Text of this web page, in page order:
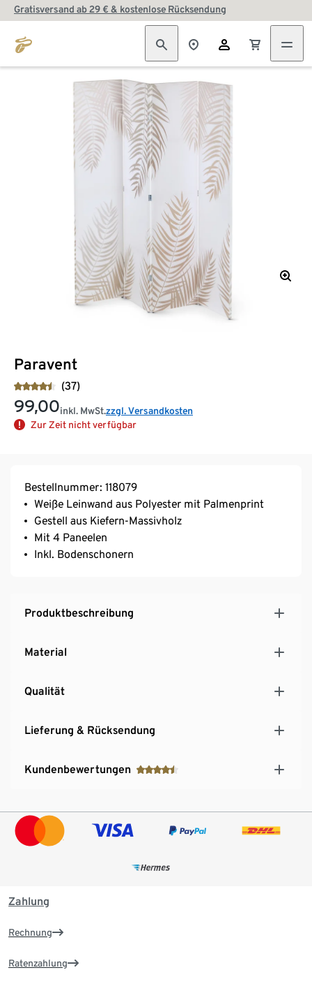
Gratisversand ab 29 € & kostenlose Rücksendung
Paravent
(37)
99,00inkl. MwSt.zzgl. Versandkosten
Zur Zeit nicht verfügbar
Bestellnummer: 118079
Weiße Leinwand aus Polyester mit Palmenprint
Gestell aus Kiefern-Massivholz
Mit 4 Paneelen
Inkl. Bodenschonern
Produktbeschreibung
Material
Qualität
Lieferung & Rücksendung
Kundenbewertungen
Zahlung
Rechnung
Ratenzahlung